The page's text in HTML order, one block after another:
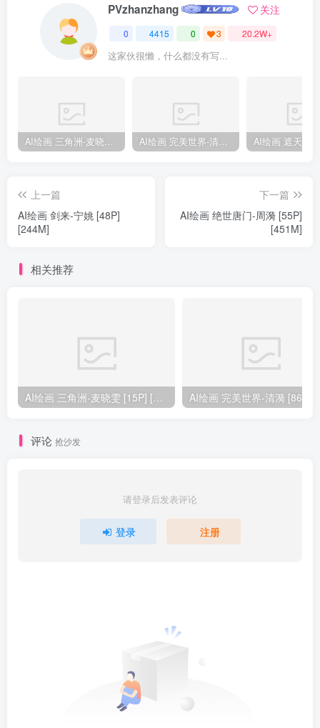
PVzhanzhang 关注
0 4415 0 3 20.2W+
这家伙很懒，什么都没有写...
AI绘画 三角洲-麦晓雯 [15P] [57M] AI绘画 完美世界-清漪 [86P] [1173M]
上一篇
AI绘画 剑来-宁姚 [48P]
[244M]
下一篇
AI绘画 绝世唐门-周漪 [55P]
[451M]
相关推荐
AI绘画 三角洲-麦晓雯 [15P] [57M]
评论 抢沙发
请登录后发表评论
登录 注册